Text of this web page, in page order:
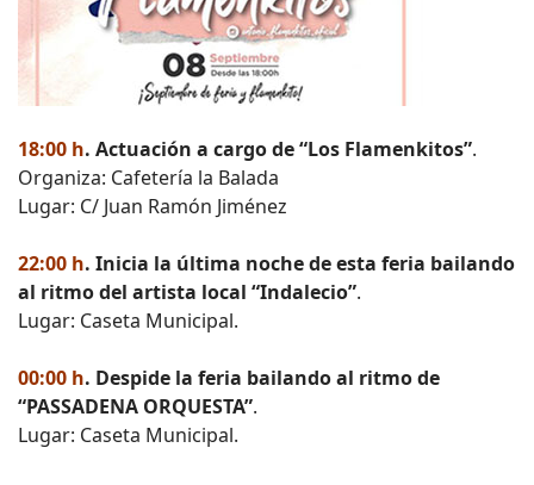
18:00 h. Actuación a cargo de “Los Flamenkitos”.
Organiza: Cafetería la Balada
Lugar: C/ Juan Ramón Jiménez
22:00 h. Inicia la última noche de esta feria bailando
al ritmo del artista local “Indalecio”.
Lugar: Caseta Municipal.
00:00 h. Despide la feria bailando al ritmo de
“PASSADENA ORQUESTA”.
Lugar: Caseta Municipal.